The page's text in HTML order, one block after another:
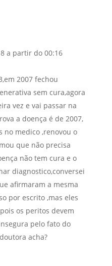
a partir do 00:16
2007 fechou
sem cura,agora
vez e vai passar na
a doença é de 2007,
no medico ,renovou o
que não precisa
não tem cura e o
diagnostico,conversei
afirmaram a mesma
por escrito ,mas eles
os peritos devem
pelo fato do
acha?